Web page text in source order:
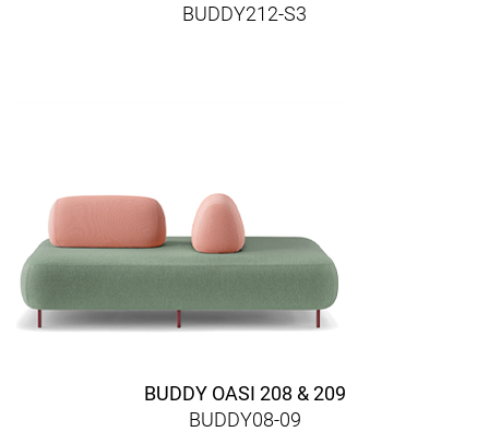
BUDDY212-S3
BUDDY OASI 208 & 209
BUDDY08-09